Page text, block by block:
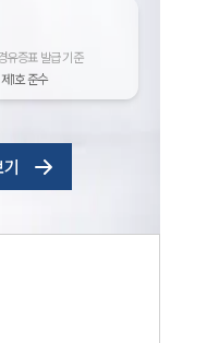
유증표 발급 기준
1호 준수